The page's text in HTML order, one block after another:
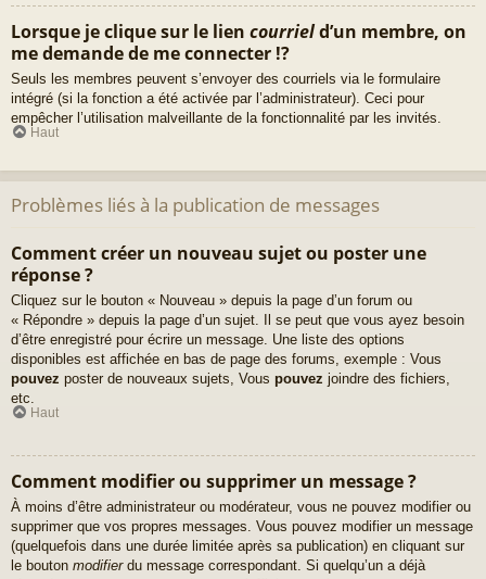
Lorsque je clique sur le lien courrield’un membre, on
me demande de me connecter !?
Seuls les membres peuvent s’envoyer des courriels via le formulaire
intégré (si la fonction a été activée par l’administrateur). Ceci pour
empêcher l’utilisation malveillante de la fonctionnalité par les invités.
Haut
Problèmes liés à la publication de messages
Comment créer un nouveau sujet ou poster une
réponse ?
Cliquez sur le bouton « Nouveau » depuis la page d’un forum ou
« Répondre » depuis la page d’un sujet. Il se peut que vous ayez besoin
d’être enregistré pour écrire un message. Une liste des options
disponibles est affichée en bas de page des forums, exemple : Vous
pouvez poster de nouveaux sujets, Vous pouvez joindre des fichiers,
etc.
Haut
Comment modifier ou supprimer un message ?
À moins d’être administrateur ou modérateur, vous ne pouvez modifier ou
supprimer que vos propres messages. Vous pouvez modifier un message
(quelquefois dans une durée limitée après sa publication) en cliquant sur
le bouton modifierdu message correspondant. Si quelqu’un a déjà